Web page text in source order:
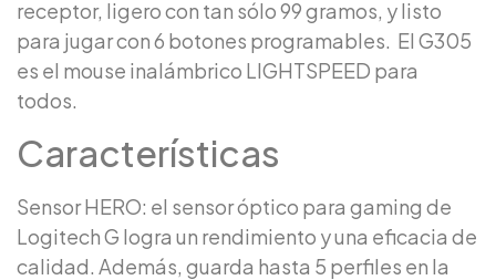
receptor, ligero con tan sólo 99 gramos, y listo
para jugar con 6 botones programables. El G305
es el mouse inalámbrico LIGHTSPEED para
todos.
Características
Sensor HERO: el sensor óptico para gaming de
Logitech G logra un rendimiento y una eficacia de
calidad. Además, guarda hasta 5 perfiles en la